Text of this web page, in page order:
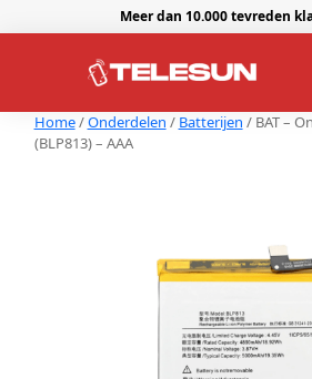
Meer dan 10.000 tevreden
Home/Onderdelen / Batterijen / BAT –
(BLP813) – AAA